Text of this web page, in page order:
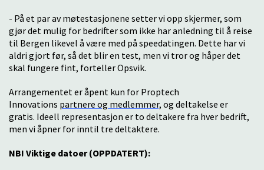
- På et par av møtestasjonene setter vi opp skjermer, som
gjør det mulig for bedrifter som ikke har anledning til å reise
til Bergen likevel å være med på speedatingen. Dette har vi
aldri gjort før, så det blir en test, men vi tror og håper det
skal fungere fint, forteller Opsvik.
Arrangementet er åpent kun for Proptech
Innovations partnere og medlemmer, og deltakelse er
gratis. Ideell representasjon er to deltakere fra hver bedrift,
men vi åpner for inntil tre deltaktere.
NB! Viktige datoer (OPPDATERT):